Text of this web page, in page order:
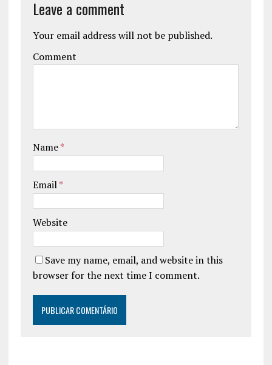
Leave a comment
Your email address will not be published.
Comment
Name*
Email*
Website
Save my name, email, and website in this
browser for the next time I comment.